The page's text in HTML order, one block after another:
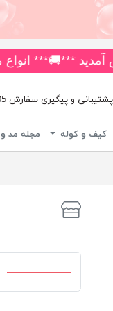
دار، پا ار و یکسره با بیش از 180
پشتیبانی و پیگیری سفارش 7743005 0919
کیف و کوله مجله مد